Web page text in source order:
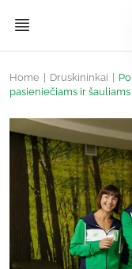
Home Druskininkai
pasieniečiams ir šauliams